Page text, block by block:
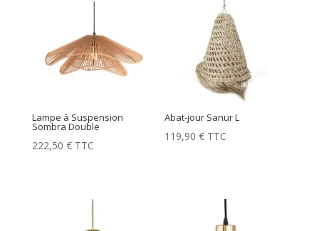
Lampe à Suspension
Sombra Double
222,50 € TTC
Abat-jour Sanur L
119,90€ TTC